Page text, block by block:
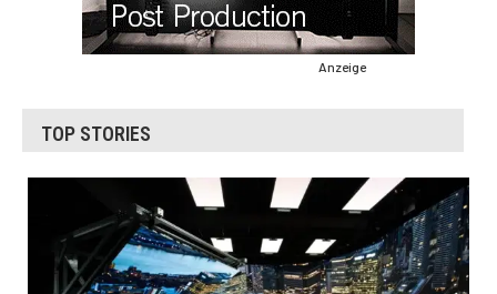
Anzeige
TOP STORIES